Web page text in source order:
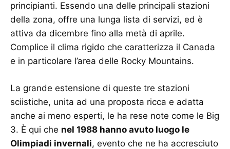
principianti. Essendo una delle principali stazioni
della zona, offre una lunga lista di servizi, ed è
attiva da dicembre fino alla metà di aprile.
Complice il clima rigido che caratterizza il Canada
e in particolare l’area delle Rocky Mountains.
La grande estensione di queste tre stazioni
sciistiche, unita ad una proposta ricca e adatta
anche ai meno esperti, le ha rese note come le Big
3. È qui che nel 1988 hanno avuto luogo le
Olimpiadi invernali, evento che ne ha accresciuto